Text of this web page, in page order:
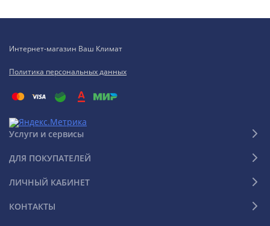
Интернет-магазин Ваш Климат
Политика персональных данных
Услуги и сервисы
ДЛЯ ПОКУПАТЕЛЕЙ
ЛИЧНЫЙ КАБИНЕТ
КОНТАКТЫ